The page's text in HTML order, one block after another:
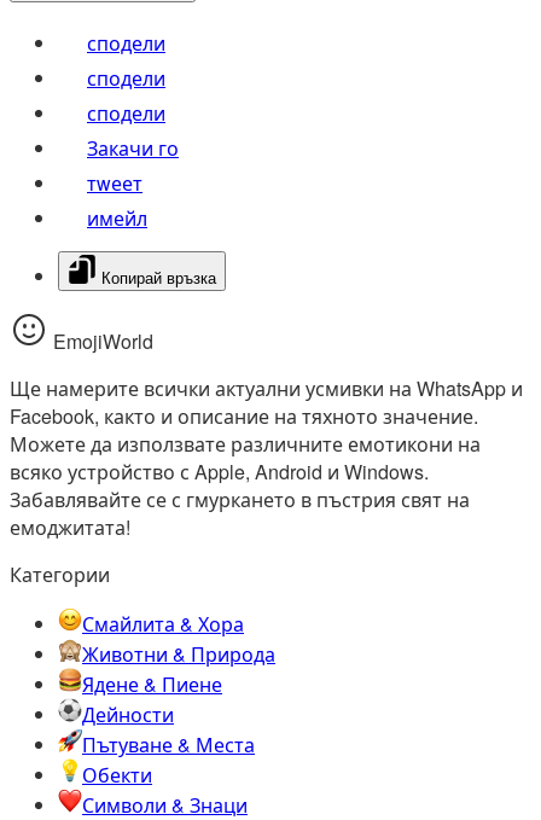
сподели
сподели
сподели
Закачи го
тwеет
имейл
Копирай връзка
EmojiWorld
Ще намерите всички актуални усмивки на WhatsApp и
Facebook, както и описание на тяхното значение.
Можете да използвате различните емотикони на
всяко устройство с Apple, Android и Windows.
Забавлявайте се с гмуркането в пъстрия свят на
емоджитата!
Категории
Смайлита & Хора
Животни & Природа
Ядене & Пиене
Дейности
Пътуване & Места
Обекти
Символи & Знаци